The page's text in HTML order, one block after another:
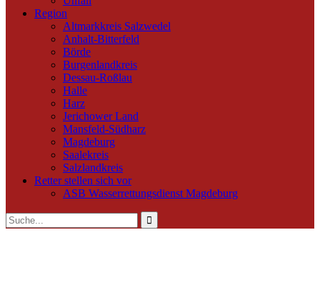
Region
Altmarkkreis Salzwedel
Anhalt-Bitterfeld
Börde
Burgenlandkreis
Dessau-Roßlau
Halle
Harz
Jerichower Land
Mansfeld-Südharz
Magdeburg
Saalekreis
Salzlandkreis
Retter stellen sich vor
ASB Wasserrettungsdienst Magdeburg